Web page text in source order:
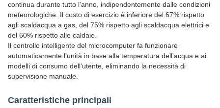
continua durante tutto l'anno, indipendentemente dalle condizioni
meteorologiche. Il costo di esercizio è inferiore del 67% rispetto
agli scaldacqua a gas, del 75% rispetto agli scaldacqua elettrici e
del 60% rispetto alle caldaie.
Il controllo intelligente del microcomputer fa funzionare
automaticamente l'unità in base alla temperatura dell'acqua e ai
modelli di consumo dell'utente, eliminando la necessità di
supervisione manuale.
Caratteristiche principali